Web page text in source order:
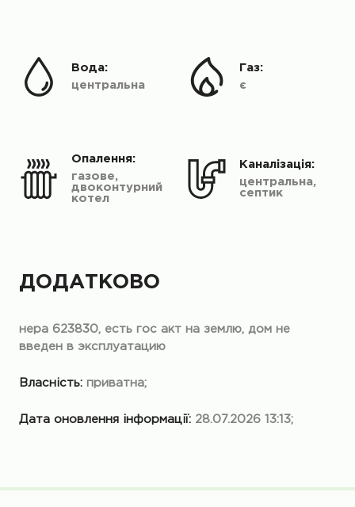
центральна
Вода:
є
Газ:
газове,
двоконтурний
котел
Опалення:
центральна,
септик
Каналізація:
ДОДАТКОВО
нера 623830, есть гос акт на землю, дом не
введен в эксплуатацию
Власність: приватна;
Дата оновлення інформації: 28.07.2026 13:13;